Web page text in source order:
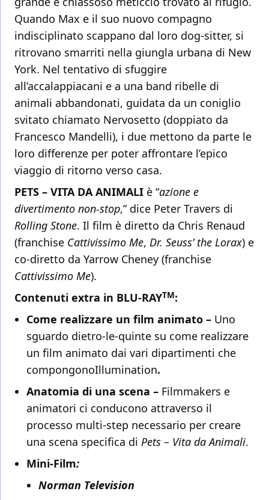
Quando Max e il suo nuovo compagno
indisciplinato scappano dal loro dog-sitter, si
ritrovano smarriti nella giungla urbana di New
York. Nel tentativo di sfuggire
all’accalappiacani e a una band ribelle di
animali abbandonati, guidata da un coniglio
svitato chiamato Nervosetto (doppiato da
Francesco Mandelli), i due mettono da parte le
loro differenze per poter affrontare l’epico
viaggio di ritorno verso casa.
PETS – VITA DA ANIMALI è “azione e
divertimento non-stop,” dice Peter Travers di
Rolling Stone. Il film è diretto da Chris Renaud
(franchise Cattivissimo Me, Dr. Seuss’ the Lorax) e
co-diretto da Yarrow Cheney (franchise
Cattivissimo Me).
Contenuti extra in BLU-RAYTM:
Come realizzare un film animato – Uno
sguardo dietro-le-quinte su come realizzare
un film animato dai vari dipartimenti che
compongonoIllumination.
Anatomia di una scena – Filmmakers e
animatori ci conducono attraverso il
processo multi-step necessario per creare
una scena specifica di Pets – Vita da Animali.
Mini-Film:
Norman Television